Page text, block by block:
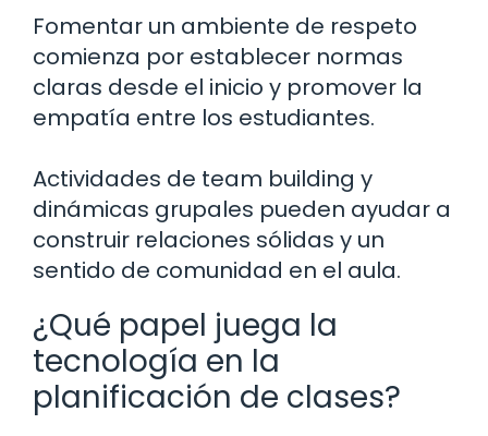
Fomentar un ambiente de respeto
comienza por establecer normas
claras desde el inicio y promover la
empatía entre los estudiantes.
Actividades de team building y
dinámicas grupales pueden ayudar a
construir relaciones sólidas y un
sentido de comunidad en el aula.
¿Qué papel juega la
tecnología en la
planificación de clases?